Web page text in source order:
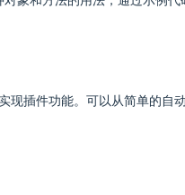
现插件功能。可以从简单的自